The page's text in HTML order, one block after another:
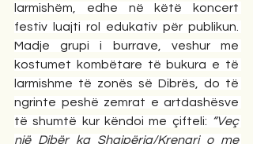
larmishëm, edhe në këtë koncert
festiv luajti rol edukativ për publikun.
Madje grupi i burrave, veshur me
kostumet kombëtare të bukura e të
larmishme të zonës së Dibrës, do të
ngrinte peshë zemrat e artdashësve
të shumtë kur këndoi me çifteli: “Veç
një Dibër ka Shqipëria/Krenari o me